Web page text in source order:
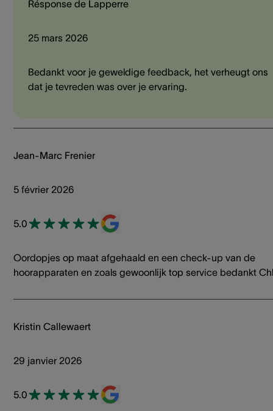
Résponse de Lapperre
25 mars 2026
Bedankt voor je geweldige feedback, het verheugt ons
dat je tevreden was over je ervaring.
Jean-Marc Frenier
5 février 2026
5.0
Oordopjes op maat afgehaald en een check-up van de
hoorapparaten en zoals gewoonlijk top service bedankt
Kristin Callewaert
29 janvier 2026
5.0